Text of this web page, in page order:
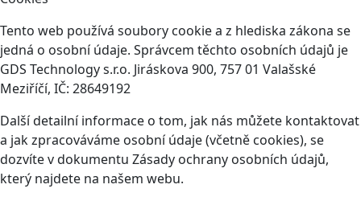
Tento web používá soubory cookie a z hlediska zákona se
jedná o osobní údaje. Správcem těchto osobních údajů je
GDS Technology s.r.o. Jiráskova 900, 757 01 Valašské
Meziříčí, IČ: 28649192
Další detailní informace o tom, jak nás můžete kontaktovat
a jak zpracováváme osobní údaje (včetně cookies), se
dozvíte v dokumentu Zásady ochrany osobních údajů,
který najdete na našem webu.